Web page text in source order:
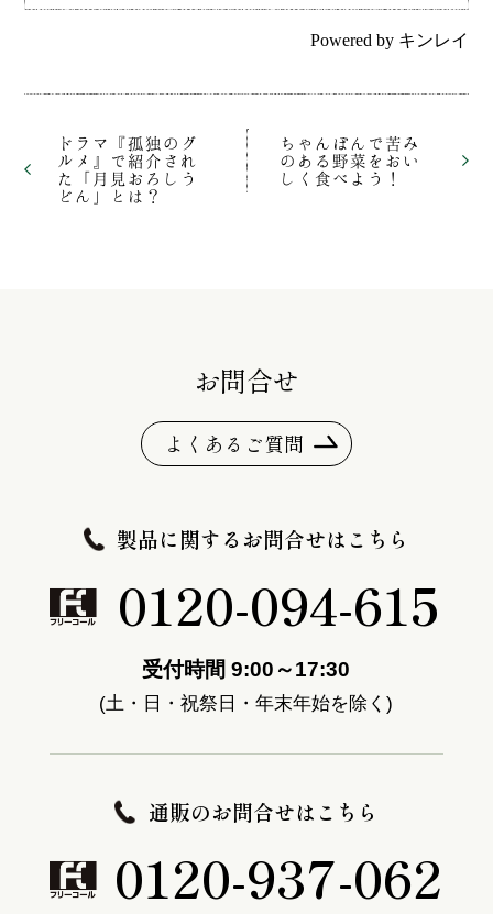
Powered by キンレイ
ドラマ『孤独のグ
ルメ』で紹介され
た「月見おろしう
どん」とは？
ちゃんぽんで苦み
のある野菜をおい
しく食べよう！
お問合せ
よくあるご質問
製品に関するお問合せはこちら
0120-094-615
受付時間 9:00～17:30
(土・日・祝祭日・年末年始を除く)
通販のお問合せはこちら
0120-937-062